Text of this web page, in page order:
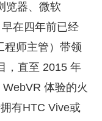
览器、微软
在四年前已经
程师主管）带领
，直至 2015 年
体验的火
有HTC Vive或